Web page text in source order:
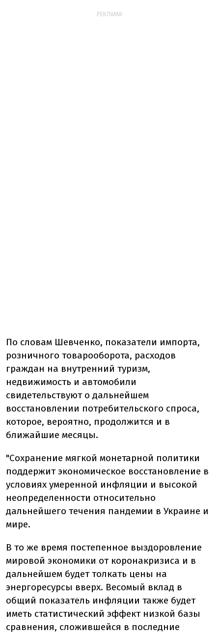
РЕКЛАМА:
По словам Шевченко, показатели импорта,
розничного товарооборота, расходов
граждан на внутренний туризм,
недвижимость и автомобили
свидетельствуют о дальнейшем
восстановлении потребительского спроса,
которое, вероятно, продолжится и в
ближайшие месяцы.
"Сохранение мягкой монетарной политики
поддержит экономическое восстановление в
условиях умеренной инфляции и высокой
неопределенности относительно
дальнейшего течения пандемии в Украине и
мире.
В то же время постепенное выздоровление
мировой экономики от коронакризиса и в
дальнейшем будет толкать цены на
энергоресурсы вверх. Весомый вклад в
общий показатель инфляции также будет
иметь статистический эффект низкой базы
сравнения, сложившейся в последние